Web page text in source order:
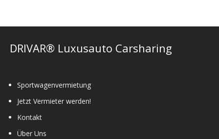
DRIVAR® Luxusauto Carsharing
Sportwagenvermietung
Jetzt Vermieter werden!
Kontakt
Über Uns